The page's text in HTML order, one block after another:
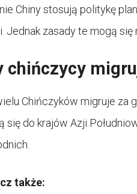
Chiny stosują politykę
Jednak zasady te mogą
chińczycy
Chińczyków migruje za
się do krajów Azji
także: